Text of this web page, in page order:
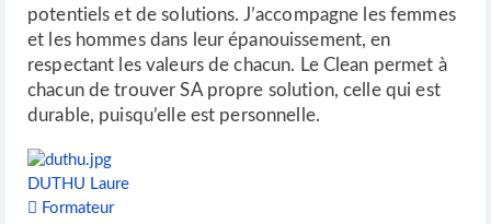
potentiels et de solutions. J’accompagne les femmes
et les hommes dans leur épanouissement, en
respectant les valeurs de chacun. Le Clean permet à
chacun de trouver SA propre solution, celle qui est
durable, puisqu’elle est personnelle.
DUTHU Laure
Formateur